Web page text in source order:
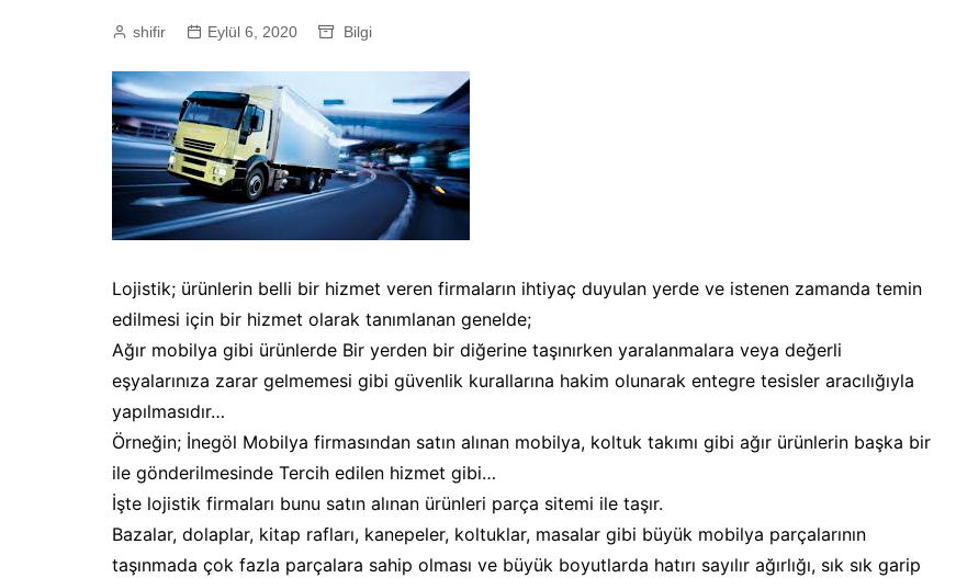
shifir Eylül 6, 2020 Bilgi
Lojistik; ürünlerin belli bir hizmet veren firmaların ihtiyaç duyulan yerde ve istenen zamanda temin
edilmesi için bir hizmet olarak tanımlanan genelde;
Ağır mobilya gibi ürünlerde Bir yerden bir diğerine taşınırken yaralanmalara veya değerli
eşyalarınıza zarar gelmemesi gibi güvenlik kurallarına hakim olunarak entegre tesisler aracılığıyla
yapılmasıdır…
Örneğin; İnegöl Mobilya firmasından satın alınan mobilya, koltuk takımı gibi ağır ürünlerin başka bir
ile gönderilmesinde Tercih edilen hizmet gibi…
İşte lojistik firmaları bunu satın alınan ürünleri parça sitemi ile taşır.
Bazalar, dolaplar, kitap rafları, kanepeler, koltuklar, masalar gibi büyük mobilya parçalarının
taşınmada çok fazla parçalara sahip olması ve büyük boyutlarda hatırı sayılır ağırlığı, sık sık garip